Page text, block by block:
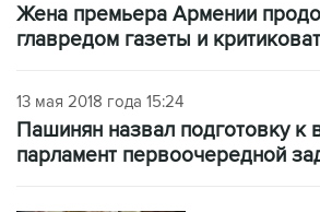
Жена премьера Армении
главредом газеты и
13 мая 2018 года 15:24
Пашинян назвал подготовку к
парламент первоочередной